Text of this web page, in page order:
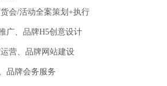
会/活动全案策划+执行
广、品牌H5创意设计
营、品牌网站建设
品牌会务服务